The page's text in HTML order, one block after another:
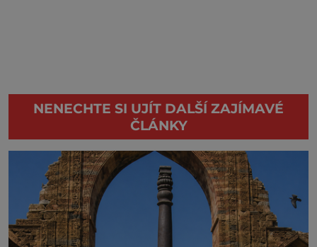
NENECHTE SI UJÍT DALŠÍ ZAJÍMAVÉ
ČLÁNKY